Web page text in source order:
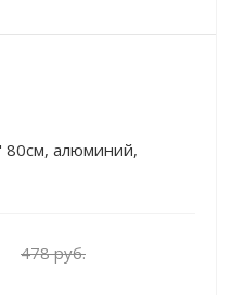
80см, алюминий,
478 руб.